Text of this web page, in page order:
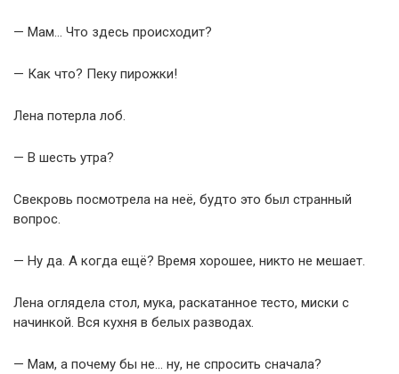
— Мам… Что здесь происходит?
— Как что? Пеку пирожки!
Лена потерла лоб.
— В шесть утра?
Свекровь посмотрела на неё, будто это был странный
вопрос.
— Ну да. А когда ещё? Время хорошее, никто не мешает.
Лена оглядела стол, мука, раскатанное тесто, миски с
начинкой. Вся кухня в белых разводах.
— Мам, а почему бы не… ну, не спросить сначала?